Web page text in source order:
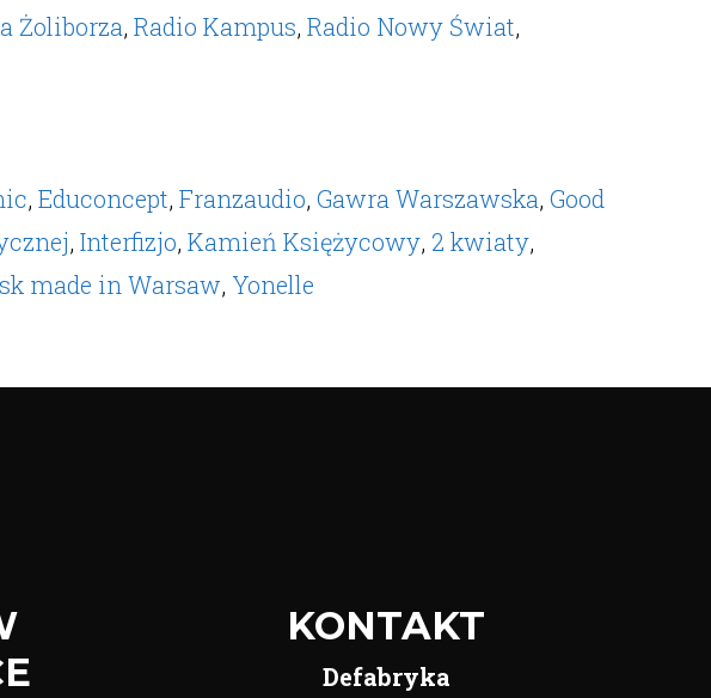
Żoliborza, Radio Kampus, Radio Nowy Świat,
, Educoncept, Franzaudio, Gawra Warszawska, Good
, Interfizjo, Kamień Księżycowy, 2 kwiaty,
made in Warsaw, Yonelle
KONTAKT
Defabryka